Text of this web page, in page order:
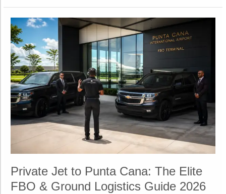
Luxury
Cap
Cana:
The
Elite
Guide
2026
Private Jet to Punta Cana: The Elite
FBO & Ground Logistics Guide 2026